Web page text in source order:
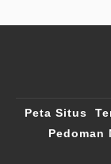
Peta Situs
Pedoman